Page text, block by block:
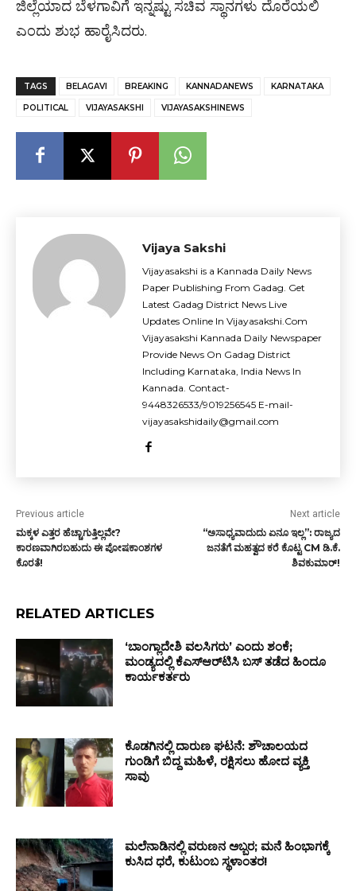
ಜಿಲ್ಲೆಯಾದ ಬೆಳಗಾವಿಗೆ ಇನ್ನಷ್ಟು ಸಚಿವ ಸ್ಥಾನಗಳು ದೊರೆಯಲಿ
ಎಂದು ಶುಭ ಹಾರೈಸಿದರು.
TAGS BELAGAVI BREAKING KANNADANEWS KARNATAKA
POLITICAL VIJAYASAKSHI VIJAYASAKSHINEWS
Vijaya Sakshi
Vijayasakshi is a Kannada Daily News
Paper Publishing From Gadag. Get
Latest Gadag District News Live
Updates Online In Vijayasakshi.Com
Vijayasakshi Kannada Daily Newspaper
Provide News On Gadag District
Including Karnataka, India News In
Kannada. Contact-
9448326533/9019256545 E-mail-
vijayasakshidaily@gmail.com
Previous article
ಮಕ್ಕಳ ಎತ್ತರ ಹೆಚ್ಚಾಗುತ್ತಿಲ್ಲವೇ?
ಕಾರಣವಾಗಿರಬಹುದು ಈ ಪೋಷಕಾಂಶಗಳ
ಕೊರತೆ!
Next article
“ಅಸಾಧ್ಯವಾದುದು ಏನೂ ಇಲ್ಲ”: ರಾಜ್ಯದ
ಜನತೆಗೆ ಮಹತ್ವದ ಕರೆ ಕೊಟ್ಟ CM ಡಿ.ಕೆ.
ಶಿವಕುಮಾರ್!
RELATED ARTICLES
‘ಬಾಂಗ್ಲಾದೇಶಿ ವಲಸಿಗರು’ ಎಂದು ಶಂಕೆ;
ಮಂಡ್ಯದಲ್ಲಿ ಕೆಎಸ್‌ಆರ್‌ಟಿಸಿ ಬಸ್ ತಡೆದ ಹಿಂದೂ
ಕಾರ್ಯಕರ್ತರು
ಕೊಡಗಿನಲ್ಲಿ ದಾರುಣ ಘಟನೆ: ಶೌಚಾಲಯದ
ಗುಂಡಿಗೆ ಬಿದ್ದ ಮಹಿಳೆ, ರಕ್ಷಿಸಲು ಹೋದ ವ್ಯಕ್ತಿ
ಸಾವು
ಮಲೆನಾಡಿನಲ್ಲಿ ವರುಣನ ಅಬ್ಬರ; ಮನೆ ಹಿಂಭಾಗಕ್ಕೆ
ಕುಸಿದ ಧರೆ, ಕುಟುಂಬ ಸ್ಥಳಾಂತರ!